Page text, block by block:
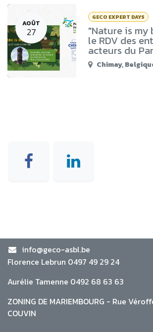
AOÛT
27
GECO EXPERT DAYS
"Nature is my
le RDV des
acteurs du
Chimay,
info@geco-asbl.be
Florence Lebrun 0497 49 29 24
Aurélie Tamenne 0492 68 63 63
ZONING DE MARIEMBOURG - Rue
COUVIN